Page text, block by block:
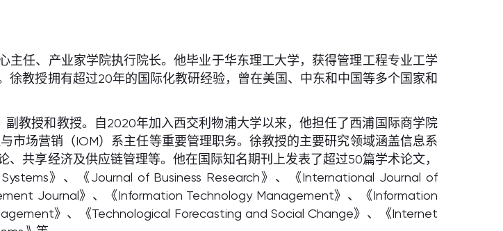
任、产业家学院执行院长。他毕业于华东理工大学，获得管理工程专业工学
教授拥有超过20年的国际化教研经验，曾在美国、中东和中国等多个国家和
教授和教授。自2020年加入西交利物浦大学以来，他担任了西浦国际商学院
市场营销（IOM）系主任等重要管理职务。徐教授的主要研究领域涵盖信息系
共享经济及供应链管理等。他在国际知名期刊上发表了超过50篇学术论文，
》、《Journal of Business Research》、《International Journal of
Journal》、《Information Technology Management》、《Information
》、《Technological Forecasting and Social Change》、《Internet